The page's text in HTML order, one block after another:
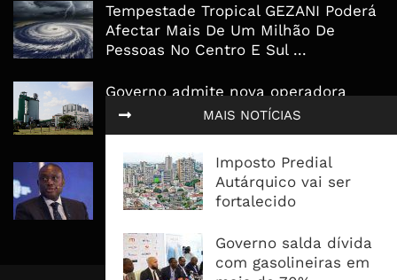
MAIS NOTÍCIAS
Imposto Predial
Autárquico vai ser
fortalecido
Governo salda dívida
com gasolineiras em
Tempestade Tropical GEZANI Poderá
Afectar Mais De Um Milhão De
Pessoas No Centro E Sul ...
Governo admite nova operadora
para a Mozal após suspensão das
CEO do Standard Bank pede ao
Governo que “saia do caminho” e
facilite os negócios